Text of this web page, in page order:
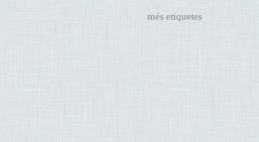
més etiquetes